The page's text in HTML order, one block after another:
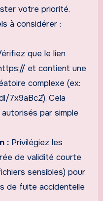
votre priorité.
à considérer :
que le lien
` et contient une
complexe (ex:
7x9aBc2`). Cela
par simple
: Privilégiez les
de validité courte
sensibles) pour
de fuite accidentelle